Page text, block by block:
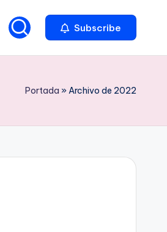
Subscribe
Portada »Archivo de 2022